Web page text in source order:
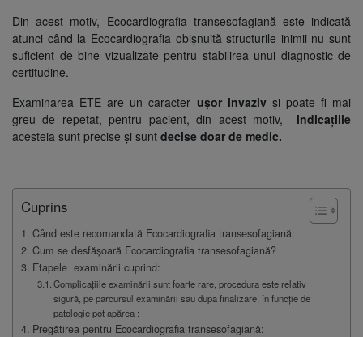
Din acest motiv, Ecocardiografia transesofagiană este indicată
atunci când la Ecocardiografia obișnuită structurile inimii nu sunt
suficient de bine vizualizate pentru stabilirea unui diagnostic de
certitudine.
Examinarea ETE are un caracter ușor invazivși poate fi mai
greu de repetat, pentru pacient, din acest motiv, indicațiile
acesteia sunt precise și sunt decise doar de medic.
Cuprins
Când este recomandată Ecocardiografia transesofagiană:
Cum se desfășoară Ecocardiografia transesofagiană?
Etapele examinării cuprind:
Complicațiile examinării sunt foarte rare, procedura este relativ
sigură, pe parcursul examinării sau dupa finalizare, în funcție de
patologie pot apărea :
Pregătirea pentru Ecocardiografia transesofagiană: